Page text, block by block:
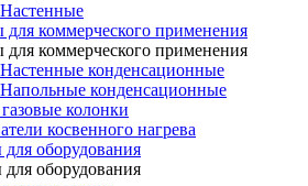
Настенные
для коммерческого применения
для коммерческого применения
Настенные конденсационные
Напольные конденсационные
колонки
косвенного нагрева
для оборудования
для оборудования